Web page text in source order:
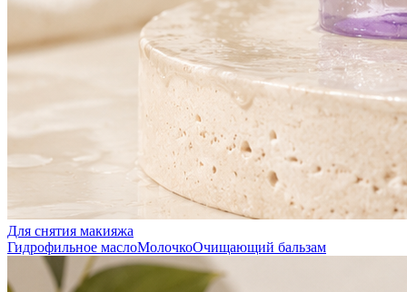
Для снятия макияжа
Гидрофильное маслоМолочкоОчищающий бальзам